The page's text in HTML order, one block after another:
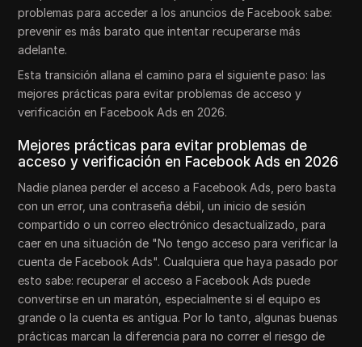
problemas para acceder a los anuncios de Facebook sabe:
prevenir es más barato que intentar recuperarse más
adelante.
Esta transición allana el camino para el siguiente paso: las
mejores prácticas para evitar problemas de acceso y
verificación en Facebook Ads en 2026.
Mejores prácticas para evitar problemas de
acceso y verificación en Facebook Ads en 2026
Nadie planea perder el acceso a Facebook Ads, pero basta
con un error, una contraseña débil, un inicio de sesión
compartido o un correo electrónico desactualizado, para
caer en una situación de "No tengo acceso para verificar la
cuenta de Facebook Ads". Cualquiera que haya pasado por
esto sabe: recuperar el acceso a Facebook Ads puede
convertirse en un maratón, especialmente si el equipo es
grande o la cuenta es antigua. Por lo tanto, algunas buenas
prácticas marcan la diferencia para no correr el riesgo de